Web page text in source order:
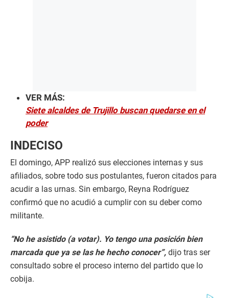
VER MÁS:
Siete alcaldes de Trujillo buscan quedarse en el
poder
INDECISO
El domingo, APP realizó sus elecciones internas y sus
afiliados, sobre todo sus postulantes, fueron citados para
acudir a las urnas. Sin embargo, Reyna Rodríguez
confirmó que no acudió a cumplir con su deber como
militante.
“No he asistido (a votar). Yo tengo una posición bien
marcada que ya se las he hecho conocer”, dijo tras ser
consultado sobre el proceso interno del partido que lo
cobija.